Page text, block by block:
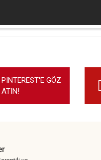
PINTEREST'E GÖZ
ATIN!